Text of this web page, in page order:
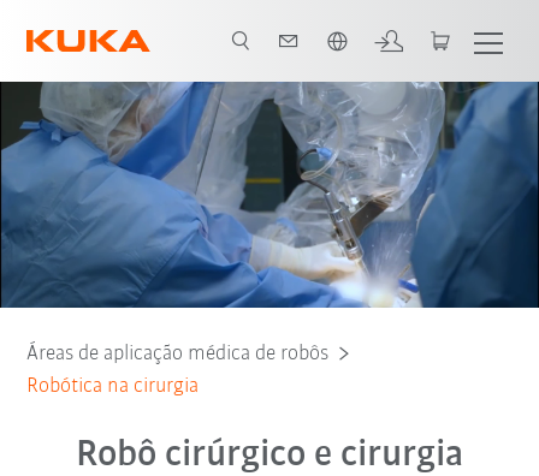
com a robótica KUKA Estudos de caso Cirurgia Service Robô
Áreas de aplicação médica de robôs
Robótica na cirurgia
Robô cirúrgico e cirurgia